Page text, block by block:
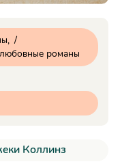
/
романы
Коллинз